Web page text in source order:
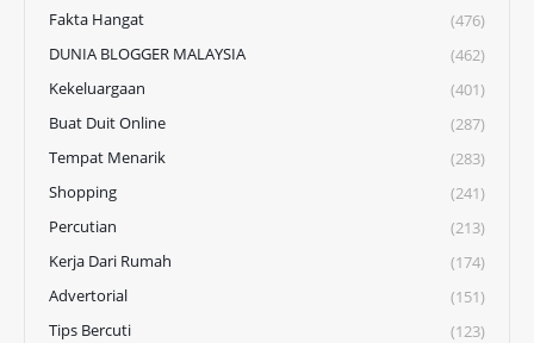
Fakta Hangat
(476)
DUNIA BLOGGER MALAYSIA
(462)
Kekeluargaan
(401)
Buat Duit Online
(287)
Tempat Menarik
(283)
Shopping
(241)
Percutian
(213)
Kerja Dari Rumah
(174)
Advertorial
(151)
Tips Bercuti
(123)